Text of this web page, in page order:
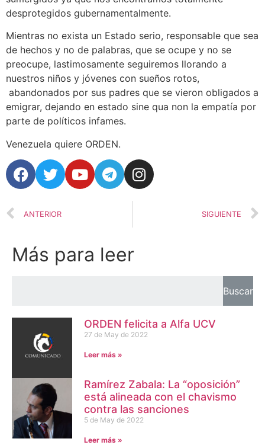
desprotegidos gubernamentalmente.
Mientras no exista un Estado serio, responsable que sea
de hechos y no de palabras, que se ocupe y no se
preocupe, lastimosamente seguiremos llorando a
nuestros niños y jóvenes con sueños rotos,
abandonados por sus padres que se vieron obligados a
emigrar, dejando en estado sine qua non la empatía por
parte de políticos infames.
Venezuela quiere ORDEN.
ANTERIOR SIGUIENTE
Más para leer
Buscar
ORDEN felicita a Alfa UCV
27 de May de 2022
Leer más »
Ramírez Zabala: La “oposición”
está alineada con el chavismo
contra las sanciones
5 de May de 2022
Leer más »